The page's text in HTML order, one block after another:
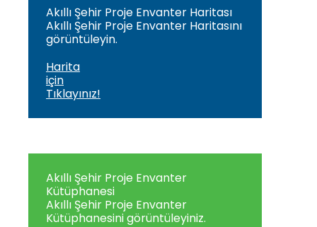
Akıllı Şehir Proje Envanter Haritası
Akıllı Şehir Proje Envanter Haritasını
görüntüleyin.
Harita
için
Tıklayınız!
Akıllı Şehir Proje Envanter
Kütüphanesi
Akıllı Şehir Proje Envanter
Kütüphanesini görüntüleyiniz.